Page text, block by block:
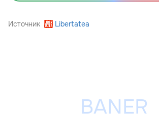
Источник Libertatea